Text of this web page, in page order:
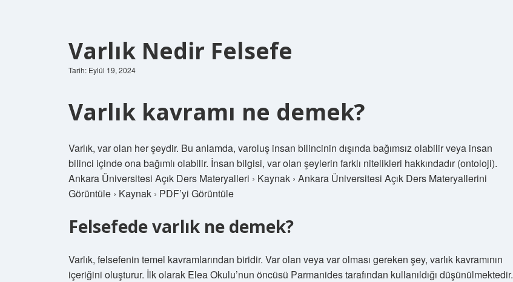
Varlık Nedir Felsefe
Tarih: Eylül 19, 2024
Varlık kavramı ne demek?
Varlık, var olan her şeydir. Bu anlamda, varoluş insan bilincinin dışında bağımsız olabilir veya insan
bilinci içinde ona bağımlı olabilir. İnsan bilgisi, var olan şeylerin farklı nitelikleri hakkındadır (ontoloji).
Ankara Üniversitesi Açık Ders Materyalleri › Kaynak › Ankara Üniversitesi Açık Ders Materyallerini
Görüntüle › Kaynak › PDF’yi Görüntüle
Felsefede varlık ne demek?
Varlık, felsefenin temel kavramlarından biridir. Var olan veya var olması gereken şey, varlık kavramının
içeriğini oluşturur. İlk olarak Elea Okulu’nun öncüsü Parmanides tarafından kullanıldığı düşünülmektedir.